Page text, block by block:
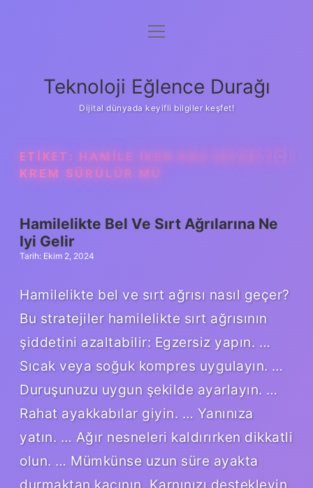
Anasayfa
Yasal Uyarı
menüyü
Teknoloji Eğlence Durağı
Dijital dünyada keyifli bilgiler keşfet!
ETIKET: HAMILE IKEN KAS GEVŞETICI
KREM SÜRÜLÜR MÜ
Hamilelikte Bel Ve Sırt Ağrılarına Ne
Iyi Gelir
Tarih: Ekim 2, 2024
Hamilelikte bel ve sırt ağrısı nasıl geçer?
Bu stratejiler hamilelikte sırt ağrısının
şiddetini azaltabilir: Egzersiz yapın. …
Sıcak veya soğuk kompres uygulayın. …
Duruşunuzu uygun şekilde ayarlayın. …
Rahat ayakkabılar giyin. … Yanınıza
yatın. … Ağır nesneleri kaldırırken dikkatli
olun. … Mümkünse uzun süre ayakta
durmaktan kaçının. Karnınızı destekleyin.